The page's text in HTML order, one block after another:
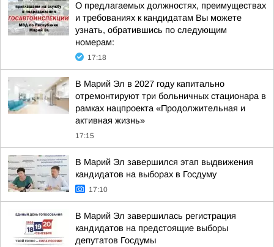
О предлагаемых должностях, преимуществах
и требованиях к кандидатам Вы можете
узнать, обратившись по следующим
номерам:
17:18
В Марий Эл в 2027 году капитально
отремонтируют три больничных стационара в
рамках нацпроекта «Продолжительная и
активная жизнь»
17:15
В Марий Эл завершился этап выдвижения
кандидатов на выборах в Госдуму
17:10
В Марий Эл завершилась регистрация
кандидатов на предстоящие выборы
депутатов Госдумы